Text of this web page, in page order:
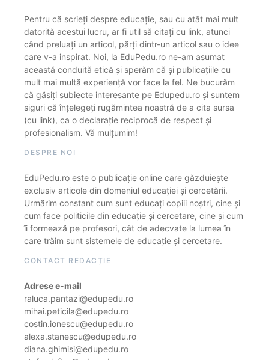
Pentru că scrieți despre educație, sau cu atât mai mult
datorită acestui lucru, ar fi util să citați cu link, atunci
când preluați un articol, părți dintr-un articol sau o idee
care v-a inspirat. Noi, la EduPedu.ro ne-am asumat
această conduită etică și sperăm că și publicațiile cu
mult mai multă experiență vor face la fel. Ne bucurăm
că găsiți subiecte interesante pe Edupedu.ro și suntem
siguri că înțelegeți rugămintea noastră de a cita sursa
(cu link), ca o declarație reciprocă de respect și
profesionalism. Vă mulțumim!
DESPRE NOI
EduPedu.ro este o publicație online care găzduiește
exclusiv articole din domeniul educației și cercetării.
Urmărim constant cum sunt educați copiii noștri, cine și
cum face politicile din educație și cercetare, cine și cum
îi formează pe profesori, cât de adecvate la lumea în
care trăim sunt sistemele de educație și cercetare.
CONTACT REDACȚIE
Adrese e-mail
raluca.pantazi@edupedu.ro
mihai.peticila@edupedu.ro
costin.ionescu@edupedu.ro
alexa.stanescu@edupedu.ro
diana.ghimisi@edupedu.ro